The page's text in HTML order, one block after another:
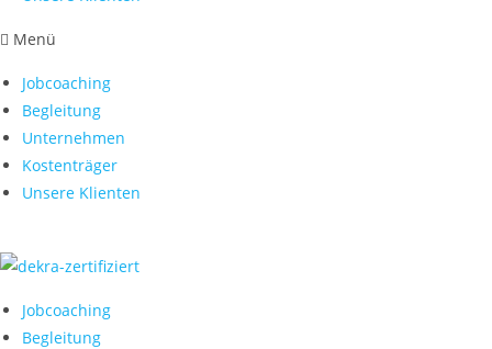
Menü
Jobcoaching
Begleitung
Unternehmen
Kostenträger
Unsere Klienten
Jobcoaching
Begleitung